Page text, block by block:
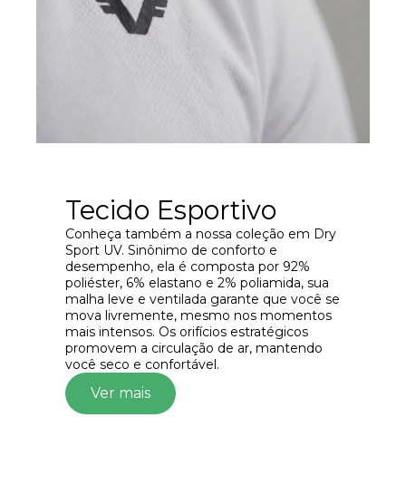
Tecido Esportivo
Conheça também a nossa coleção em Dry
Sport UV. Sinônimo de conforto e
desempenho, ela é composta por 92%
poliéster, 6% elastano e 2% poliamida, sua
malha leve e ventilada garante que você se
mova livremente, mesmo nos momentos
mais intensos. Os orifícios estratégicos
promovem a circulação de ar, mantendo
você seco e confortável.
Ver mais